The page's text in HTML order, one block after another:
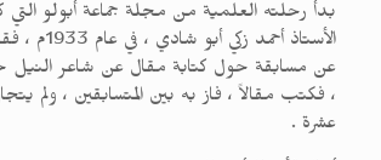
بدأ رحلته العلمية من مجلة جماعة أبولو التي
الأستاذ أحمد
عن مسابقة حول كتابة مقال عن شاعر النيل
، فكتب مقالاً ، فاز به بين المتسابقين ، ولم
عشرة .